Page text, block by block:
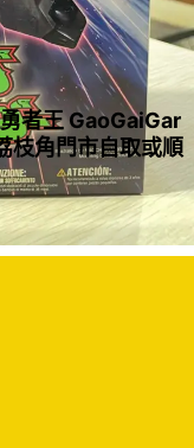
者王 GaoGaiGar
枝角門市自取或順